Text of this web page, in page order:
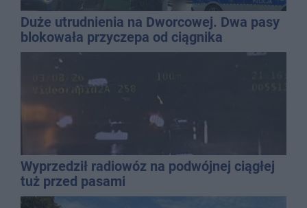
Duże utrudnienia na Dworcowej. Dwa pasy
blokowała przyczepa od ciągnika
Wyprzedził radiowóz na podwójnej ciągłej
tuż przed pasami